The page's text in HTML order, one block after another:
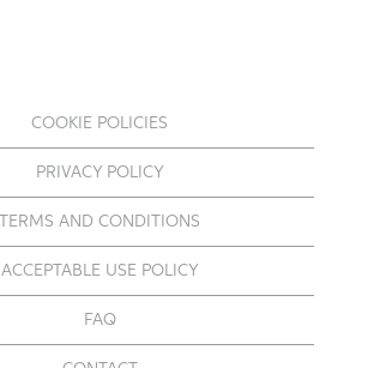
COOKIE POLICIES
PRIVACY POLICY
TERMS AND CONDITIONS
ACCEPTABLE USE POLICY
FAQ